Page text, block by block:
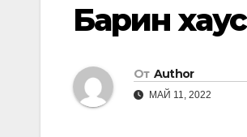
Барин хаус
От Author
МАЙ 11, 2022